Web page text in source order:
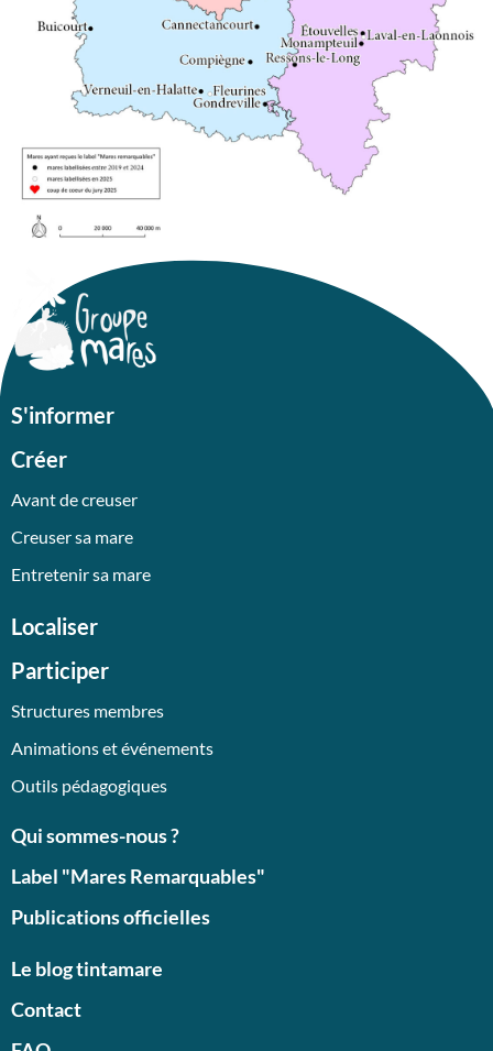
S'informer
Créer
Avant de creuser
Creuser sa mare
Entretenir sa mare
Localiser
Participer
Structures membres
Animations et événements
Outils pédagogiques
Qui sommes-nous ?
Label "Mares Remarquables"
Publications officielles
Le blog tintamare
Contact